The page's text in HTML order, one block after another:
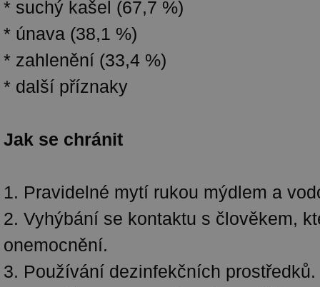
* suchý kašel (67,7 %)
* únava (38,1 %)
* zahlenění (33,4 %)
* další příznaky
Jak se chránit
1. Pravidelné mytí rukou mýdlem a
2. Vyhýbání se kontaktu s člověkem,
onemocnění.
3. Používání dezinfekčních prostředků.